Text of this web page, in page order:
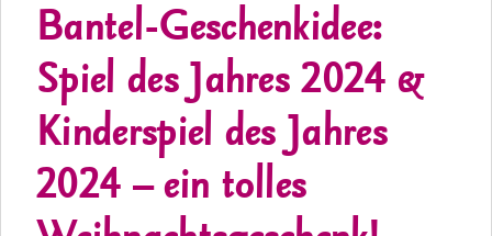
Bantel-Geschenkidee:
Spiel des Jahres 2024 &
Kinderspiel des Jahres
2024 – ein tolles